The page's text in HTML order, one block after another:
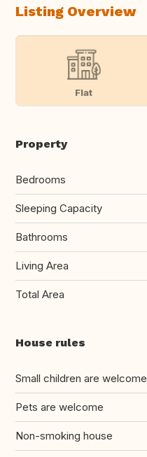
Listing Overview
Flat
Property
Bedrooms
Sleeping Capacity
Bathrooms
Living Area
Total Area
House rules
Small children are welcome
Pets are welcome
Non-smoking house